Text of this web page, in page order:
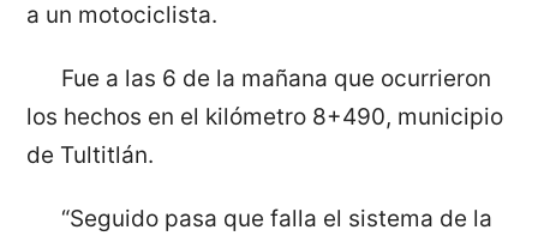
a un motociclista.
Fue a las 6 de la mañana que ocurrieron
los hechos en el kilómetro 8+490, municipio
de Tultitlán.
“Seguido pasa que falla el sistema de la